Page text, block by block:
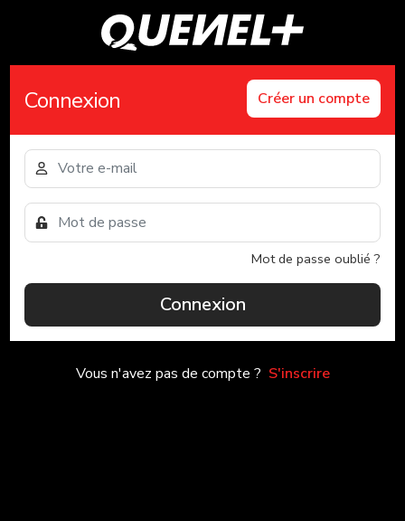
Connexion Créer un compte
Mot de passe oublié ?
Connexion
Vous n'avez pas de compte ? S'inscrire